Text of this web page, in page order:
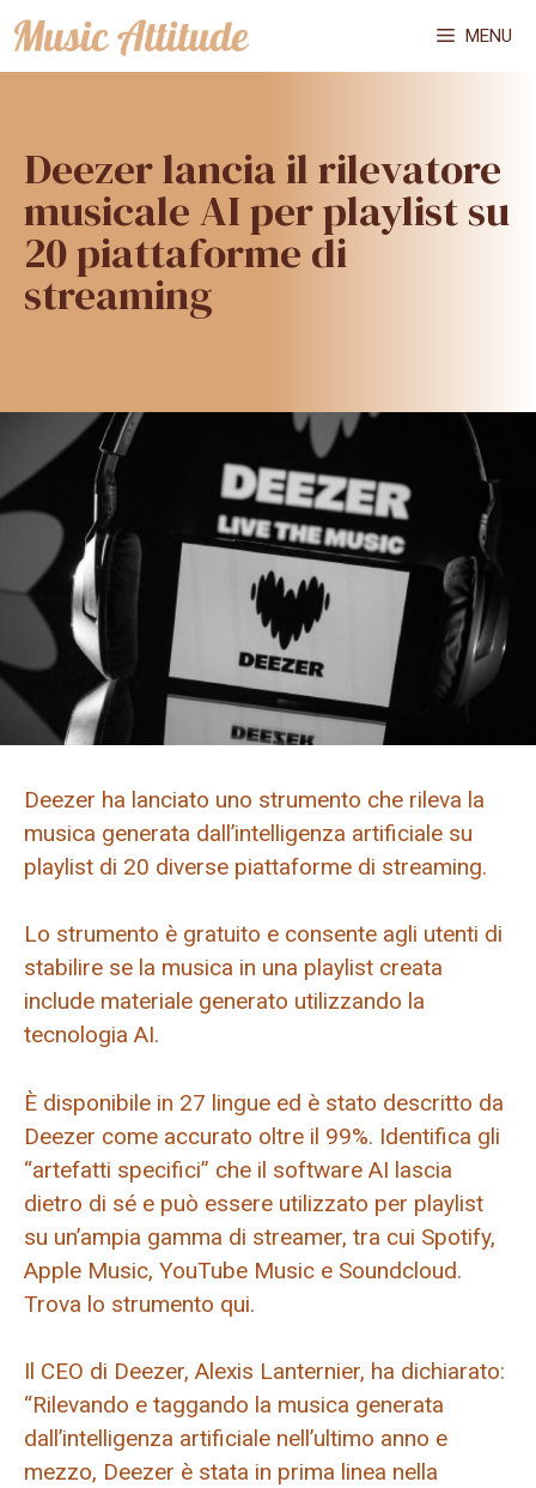
Vai
al
MENU
Deezer lancia il rilevatore
musicale AI per playlist su
20 piattaforme di
streaming
Deezer ha lanciato uno strumento che rileva la
musica generata dall’intelligenza artificiale su
playlist di 20 diverse piattaforme di streaming.
Lo strumento è gratuito e consente agli utenti di
stabilire se la musica in una playlist creata
include materiale generato utilizzando la
tecnologia AI.
È disponibile in 27 lingue ed è stato descritto da
Deezer come accurato oltre il 99%. Identifica gli
“artefatti specifici” che il software AI lascia
dietro di sé e può essere utilizzato per playlist
su un’ampia gamma di streamer, tra cui Spotify,
Apple Music, YouTube Music e Soundcloud.
Trova lo strumento qui.
Il CEO di Deezer, Alexis Lanternier, ha dichiarato:
“Rilevando e taggando la musica generata
dall’intelligenza artificiale nell’ultimo anno e
mezzo, Deezer è stata in prima linea nella